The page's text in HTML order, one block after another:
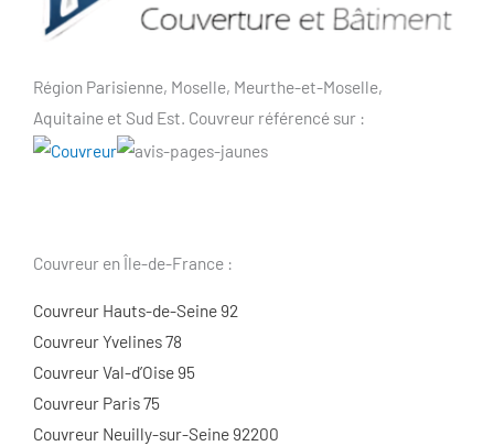
Région Parisienne, Moselle, Meurthe-et-Moselle,
Aquitaine et Sud Est. Couvreur référencé sur :
Couvreur en Île-de-France :
Couvreur Hauts-de-Seine 92
Couvreur Yvelines 78
Couvreur Val-d’Oise 95
Couvreur Paris 75
Couvreur Neuilly-sur-Seine 92200